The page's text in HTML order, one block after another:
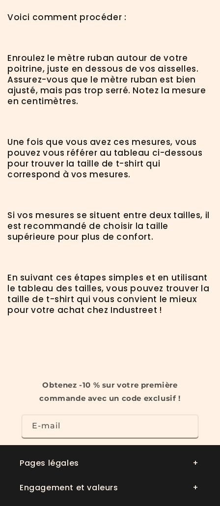
Voici comment procéder :
Enroulez le mètre ruban autour de votre
poitrine, juste en dessous de vos aisselles.
Assurez-vous que le mètre ruban est bien
ajusté, mais pas trop serré. Notez la mesure
en centimètres.
Une fois que vous avez ces mesures, vous
pouvez vous référer au tableau ci-dessous
pour trouver la taille de t-shirt qui
correspond à vos mesures.
Si vos mesures se situent entre deux tailles, il
est recommandé de choisir la taille
supérieure pour plus de confort.
En suivant ces étapes simples et en utilisant
le tableau des tailles, vous pouvez trouver la
taille de t-shirt qui vous convient le mieux
pour votre achat chez Industreet !
Obtenez -10 % sur votre première
commande avec un code exclusif !
E-mail
Pages légales
Engagement et valeurs